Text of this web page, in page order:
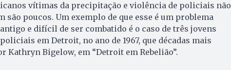
vítimas da precipitação e violência de policiais não
são poucos. Um exemplo de que esse é um problema
e difícil de ser combatido é o caso de três jovens
em Detroit, no ano de 1967, que décadas mais
Kathryn Bigelow, em “Detroit em Rebelião”.